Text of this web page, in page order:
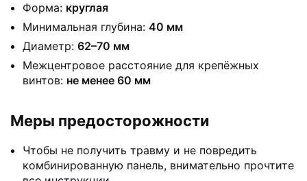
Форма: круглая
Минимальная глубина: 40 мм
Диаметр: 62–70 мм
Межцентровое расстояние для крепёжных
винтов: не менее 60 мм
Меры предосторожности
Чтобы не получить травму и не повредить
комбинированную панель, внимательно прочтите